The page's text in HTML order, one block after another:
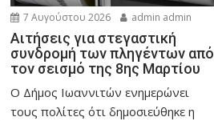
7 Αυγούστου 2026 admin admin
Αιτήσεις για στεγαστική
συνδρομή των πληγέντων από
τον σεισμό της 8ης Μαρτίου
Ο Δήμος Ιωαννιτών ενημερώνει
τους πολίτες ότι δημοσιεύθηκε η